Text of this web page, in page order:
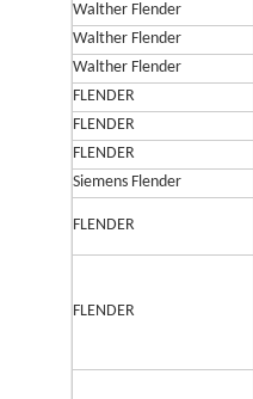
Walther Flender
Walther Flender
Walther Flender
FLENDER
FLENDER
FLENDER
Siemens Flender
FLENDER
FLENDER